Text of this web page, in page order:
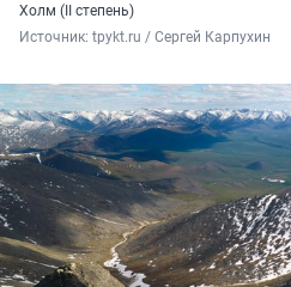
Холм (II степень)
Источник: tpykt.ru / Сергей Карпухин